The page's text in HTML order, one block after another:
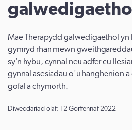
galwedigaethol
Mae Therapydd galwedigaethol yn
gymryd rhan mewn
sy’n hybu, cynnal neu adfer eu
gynnal asesiadau o'u hanghenion
gofal a chymorth.
Diweddariad olaf: 12 Gorffennaf 2022